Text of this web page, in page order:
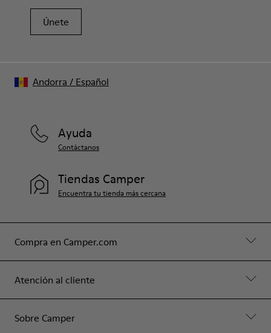
Únete
Compra en Camper.com
Atención al cliente
Sobre Camper
Ayuda
Contáctanos
Tiendas Camper
Encuentra tu tienda más cercana
Andorra / Español